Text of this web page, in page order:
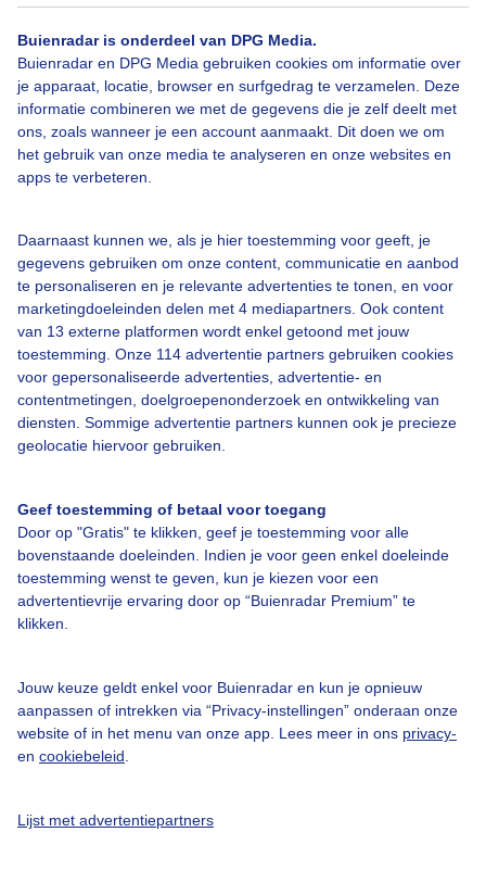
Buienradar is onderdeel van DPG Media.
Buienradar en DPG Media gebruiken cookies om informatie over
je apparaat, locatie, browser en surfgedrag te verzamelen. Deze
informatie combineren we met de gegevens die je zelf deelt met
ons, zoals wanneer je een account aanmaakt. Dit doen we om
het gebruik van onze media te analyseren en onze websites en
apps te verbeteren.
Daarnaast kunnen we, als je hier toestemming voor geeft, je
gegevens gebruiken om onze content, communicatie en aanbod
te personaliseren en je relevante advertenties te tonen, en voor
marketingdoeleinden delen met 4 mediapartners. Ook content
van 13 externe platformen wordt enkel getoond met jouw
toestemming. Onze 114 advertentie partners gebruiken cookies
voor gepersonaliseerde advertenties, advertentie- en
contentmetingen, doelgroepenonderzoek en ontwikkeling van
diensten. Sommige advertentie partners kunnen ook je precieze
geolocatie hiervoor gebruiken.
Geef toestemming of betaal voor toegang
Door op "Gratis" te klikken, geef je toestemming voor alle
bovenstaande doeleinden. Indien je voor geen enkel doeleinde
toestemming wenst te geven, kun je kiezen voor een
advertentievrije ervaring door op “Buienradar Premium” te
klikken.
Jouw keuze geldt enkel voor Buienradar en kun je opnieuw
aanpassen of intrekken via “Privacy-instellingen” onderaan onze
website of in het menu van onze app. Lees meer in ons privacy-
en cookiebeleid
Lijst met advertentiepartners
Bekijk slideshow
Over Buienradar
Bedrijfsgegevens
Contact
Toegankelijkheid
Gebruikersvoorwaarden
Adverteren
Privacy beleid
Cookie beleid